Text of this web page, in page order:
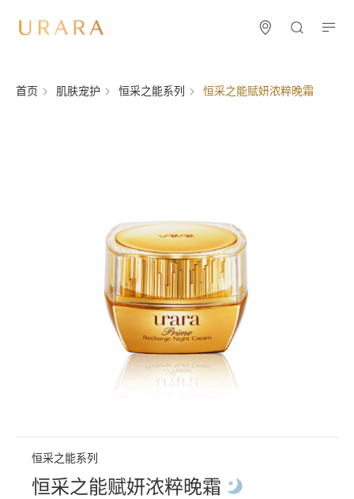
首页 肌肤宠护 恒采之能系列 恒采之能赋妍浓粹晚霜
恒采之能系列
恒采之能赋妍浓粹晚霜